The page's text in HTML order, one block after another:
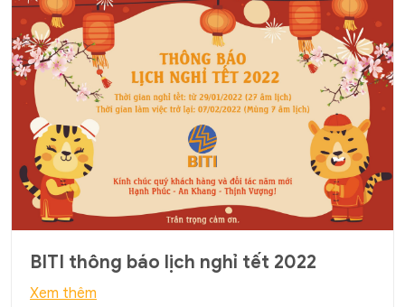
BITI thông báo lịch nghỉ tết 2022
Xem thêm